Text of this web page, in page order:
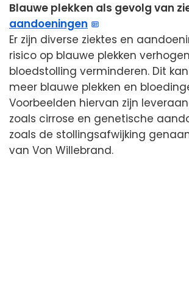
Blauwe plekken als gevolg van
aandoeningen
Er zijn diverse ziektes en
risico op blauwe plekken
bloedstolling verminderen. Dit
meer blauwe plekken en
Voorbeelden hiervan zijn
zoals cirrose en genetische
zoals de stollingsafwijking
van Von Willebrand.